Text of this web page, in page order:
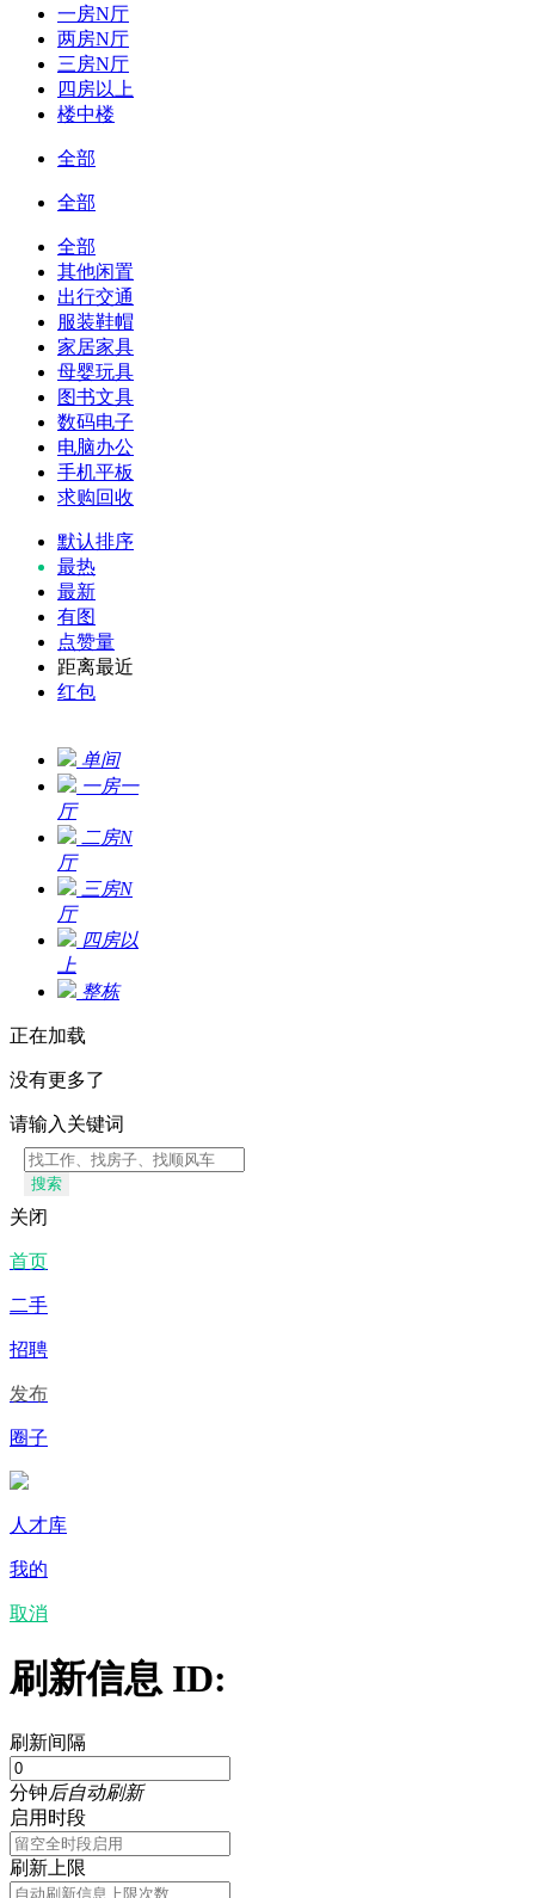
一房N厅
两房N厅
三房N厅
四房以上
楼中楼
全部
全部
全部
其他闲置
出行交通
服装鞋帽
家居家具
母婴玩具
图书文具
数码电子
电脑办公
手机平板
求购回收
默认排序
最热
最新
有图
点赞量
距离最近
红包
单间
一房一
厅
二房N
厅
三房N
厅
四房以
上
整栋
正在加载
没有更多了
请输入关键词
搜索
关闭
首页
二手
招聘
发布
圈子
人才库
我的
取消
刷新信息 ID:
刷新间隔
分钟后自动刷新
启用时段
刷新上限